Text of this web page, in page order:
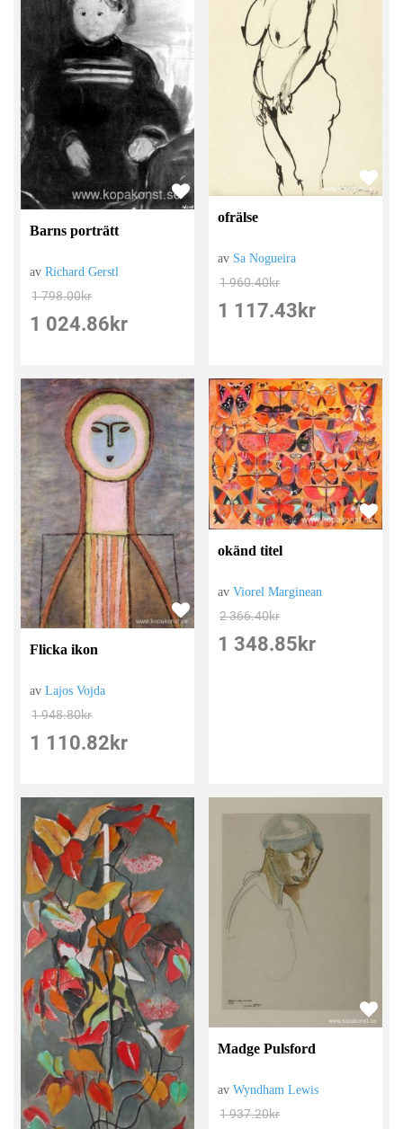
Barns porträtt
avRichard Gerstl
1 798.00kr
1 024.86 kr
ofrälse
av Sa Nogueira
1 960.40kr
1 117.43 kr
Flicka ikon
avLajos Vojda
1 948.80kr
1 110.82 kr
okänd titel
avViorel Marginean
2 366.40kr
1 348.85 kr
Madge Pulsford
avWyndham Lewis
1 937.20kr